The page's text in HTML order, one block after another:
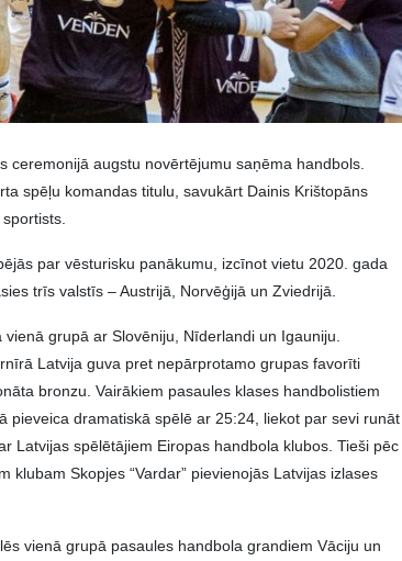
ceremonijā augstu novērtējumu saņēma handbols.
spēļu komandas titulu, savukārt Dainis Krištopāns
par vēsturisku panākumu, izcīnot vietu 2020. gada
trīs valstīs – Austrijā, Norvēģijā un Zviedrijā.
grupā ar Slovēniju, Nīderlandi un Igauniju.
Latvija guva pret nepārprotamo grupas favorīti
bronzu. Vairākiem pasaules klases handbolistiem
pieveica dramatiskā spēlē ar 25:24, liekot par sevi runāt
Latvijas spēlētājiem Eiropas handbola klubos. Tieši pēc
Skopjes “Vardar” pievienojās Latvijas izlases
vienā grupā pasaules handbola grandiem Vāciju un